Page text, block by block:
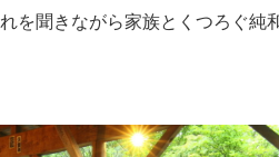
を聞きながら家族とくつろぐ純